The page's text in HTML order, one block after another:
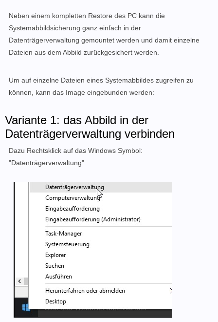
Neben einem kompletten Restore des PC kann die
Systemabbildsicherung ganz einfach in der
Datenträgerverwaltung gemountet werden und damit einzelne
Dateien aus dem Abbild zurückgesichert werden.
Um auf einzelne Dateien eines Systemabbildes zugreifen zu
können, kann das Image eingebunden werden:
Variante 1: das Abbild in der
Datenträgerverwaltung verbinden
Dazu Rechtsklick auf das Windows Symbol:
"Datenträgerverwaltung"